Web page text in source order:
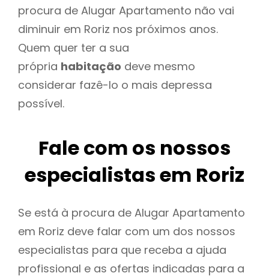
procura de Alugar Apartamento não vai
diminuir em Roriz nos próximos anos.
Quem quer ter a sua
própria habitação deve mesmo
considerar fazê-lo o mais depressa
possível.
Fale com os nossos
especialistas em Roriz
Se está à procura de Alugar Apartamento
em Roriz deve falar com um dos nossos
especialistas para que receba a ajuda
profissional e as ofertas indicadas para a